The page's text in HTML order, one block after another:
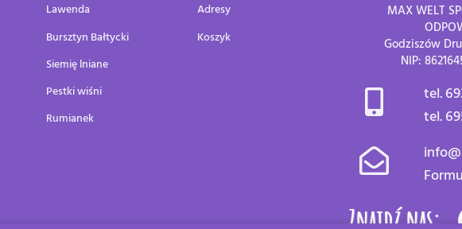
Lawenda
Bursztyn Bałtycki
Siemię lniane
Pestki wiśni
Rumianek
Adresy
Koszyk
MAX WELT
Godziszów
NIP:
tel.
tel.
Znajdź nas: